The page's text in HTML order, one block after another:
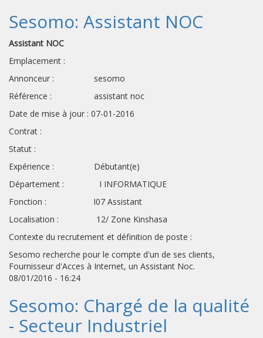
Sesomo: Assistant NOC
Assistant NOC
Emplacement :
Annonceur : sesomo
Référence : assistant noc
Date de mise à jour : 07-01-2016
Contrat :
Statut :
Expérience : Débutant(e)
Département : I INFORMATIQUE
Fonction : I07 Assistant
Localisation : 12/ Zone Kinshasa
Contexte du recrutement et définition de poste :
Sesomo recherche pour le compte d'un de ses clients,
Fournisseur d'Acces à Internet, un Assistant Noc.
08/01/2016 - 16:24
Sesomo: Chargé de la qualité
- Secteur Industriel